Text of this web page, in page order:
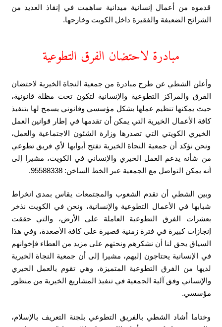
قدموه من أعمال إنسانية ميدانية ساهمت في إنقاذ العديد من
الشرائح الضعيفة والفقيرة داخل الكويت وخارجها.
مبادرة لاحتضان الفرق التطوعية
وأعلن الشطي عن طرح مبادرة من جمعية النجاة الخيرية لاحتضان
الفرق والمراكز التطوعية والإنسانية لتكون تحت مظلة قانونية،
حيث يمكنها تنظيم عملها بشكل مؤسسي وقانوني يسمح لها بتنفيذ
كافة الأعمال الخيرية التي يمكن أن تقدمها في إطار قوانين العمل
الخيري الكويتي التي تصدرها وزارة الشئون الاجتماعية والعمل،
ونحن نؤكد أن جمعية النجاة الخيرية تفتح أبوابها لأي فريق تطوعي
من شأنه يدعم العمل الخيري والإنساني في الكويت، مشيرا إلى
أنه يمكن التواصل مع الجمعية عبر الخط الساخن: 95588338.
وبين الشطي أن تقدم الشعوب والمجتمعات يقاس بمدى انخراط
شبابها في الأعمال التطوعية والإنسانية، ونحن في الكويت نذخر
بعشرات الفرق التطوعية العاملة على الأرض، والتي حققت
إنجازات كبيرة في فترة زمنية قصيرة على كافة الأصعدة، وفي هذا
السياق يحق لنا أن نشكرهم ونحثهم على مزيد من العطاء فإخوانهم
في الإنسانية يحتاجون إليهم، مشيرا إلى أن جمعية النجاة الخيرية
لديها من الفرق التطوعية المتميزة، وهي تقوم بالعمل الخيري
والإنساني وفق آلية الجمعية في تنفيذ المشاريع الخيرية من منظور
مؤسسي.
وختاما أشاد الشطي بالفريق التطوعي بلجنة التعريف بالإسلام،